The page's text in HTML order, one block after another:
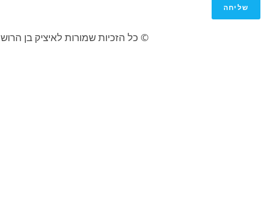
שליחה
© כל הזכיות שמורות לאיציק בן הרוש